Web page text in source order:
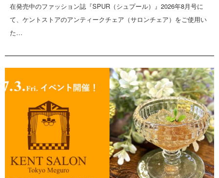
在発売中のファッション誌『SPUR（シュプール）』2026年8月号に
て、ケントストアのアンティークチェア（サロンチェア）をご使用い
た…